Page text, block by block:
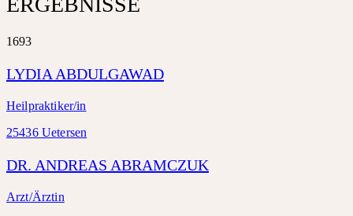
1693
LYDIA ABDULGAWAD
Heilpraktiker/in
25436 Uetersen
DR. ANDREAS ABRAMCZUK
Arzt/Ärztin